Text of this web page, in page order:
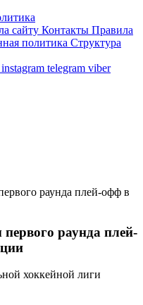
сайту Контакты Правила
политика Структура
instagram telegram viber
раунда плей-офф в
раунда плей-
хоккейной лиги